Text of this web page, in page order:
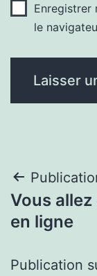
Enregistrer
le
de
Vous
en ligne
Publication